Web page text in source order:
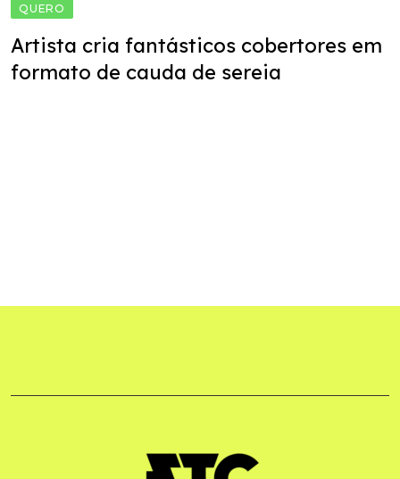
QUERO
Artista cria fantásticos cobertores em
formato de cauda de sereia